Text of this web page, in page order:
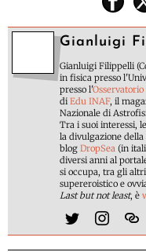
Gianluigi
Gianluigi Filippelli
in fisica presso
presso l'
di Edu INAF, il
Nazionale di
Tra i suoi interessi,
la divulgazione
blog DropSea (in
diversi anni al
si occupa, tra gli
supereroistico e
Last but not least, è